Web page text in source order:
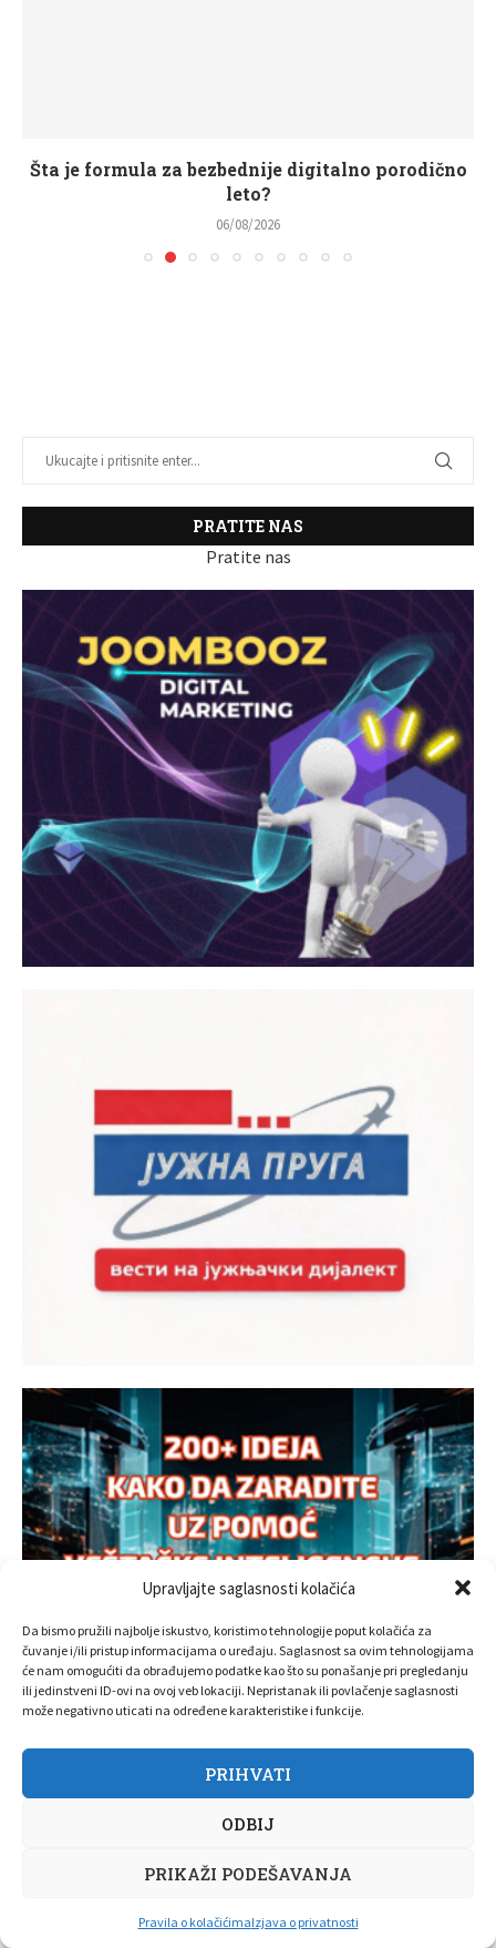
Upravljajte saglasnosti kolačića
Da bismo pružili najbolje iskustvo, koristimo tehnologije poput kolačića za
čuvanje i/ili pristup informacijama o uređaju. Saglasnost sa ovim tehnologijama
će nam omogućiti da obrađujemo podatke kao što su ponašanje pri pregledanju
ili jedinstveni ID-ovi na ovoj veb lokaciji. Nepristanak ili povlačenje saglasnosti
može negativno uticati na određene karakteristike i funkcije.
PRIHVATI
ODBIJ
PRIKAŽI PODEŠAVANJA
Pravila o kolačićimaIzjava o privatnosti
Šta je formula za bezbednije digitalno porodično
leto?
06/08/2026
PRATITE NAS
Pratite nas